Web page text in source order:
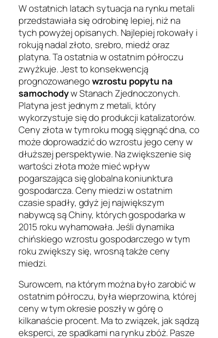
W ostatnich latach sytuacja na rynku metali
przedstawiała się odrobinę lepiej, niż na
tych powyżej opisanych. Najlepiej rokowały i
rokują nadal złoto, srebro, miedź oraz
platyna. Ta ostatnia w ostatnim półroczu
zwyżkuje. Jest to konsekwencją
prognozowanegowzrostu popytu na
samochodyw Stanach Zjednoczonych.
Platyna jest jednym z metali, który
wykorzystuje się do produkcji katalizatorów.
Ceny złota w tym roku mogą sięgnąć dna, co
może doprowadzić do wzrostu jego ceny w
dłuższej perspektywie. Na zwiększenie się
wartości złota może mieć wpływ
pogarszająca się globalna koniunktura
gospodarcza. Ceny miedzi w ostatnim
czasie spadły, gdyż jej największym
nabywcą są Chiny, których gospodarka w
2015 roku wyhamowała. Jeśli dynamika
chińskiego wzrostu gospodarczego w tym
roku zwiększy się, wrosną także ceny
miedzi.
Surowcem, na którym można było zarobić w
ostatnim półroczu, była wieprzowina, której
ceny w tym okresie poszły w górę o
kilkanaście procent. Ma to związek, jak sądzą
eksperci, ze spadkami na rynku zbóż. Pasze